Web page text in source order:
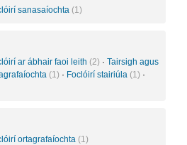
sanasaíochta (1)
ar ábhair faoi leith (2) · Tairsigh agus
(1) · Foclóirí stairiúla (1) ·
ortagrafaíochta (1)